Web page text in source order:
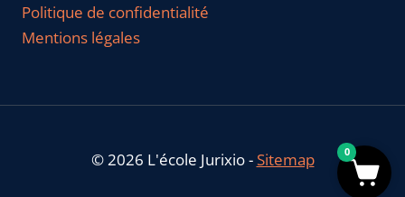
Politique de confidentialité
Mentions légales
© 2026 L'école Jurixio -Sitemap 0